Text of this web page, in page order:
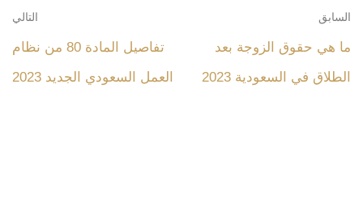
السابق
ما هي حقوق الزوجة بعد
الطلاق في السعودية 2023
التالي
تفاصيل المادة 80 من نظام
العمل السعودي الجديد 2023